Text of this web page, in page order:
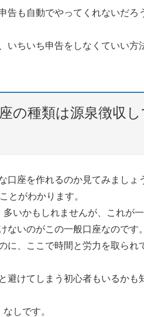
も自動でやってくれないだろ
いちいち申告をしなくていい方
の種類は源泉徴収
口座を作れるのか見てみましょ
とがわかります。
いかもしれませんが、これが一
いのがこの一般口座なのです。
、ここで時間と労力を取られ
避けてしまう初心者もいるかも
しです。